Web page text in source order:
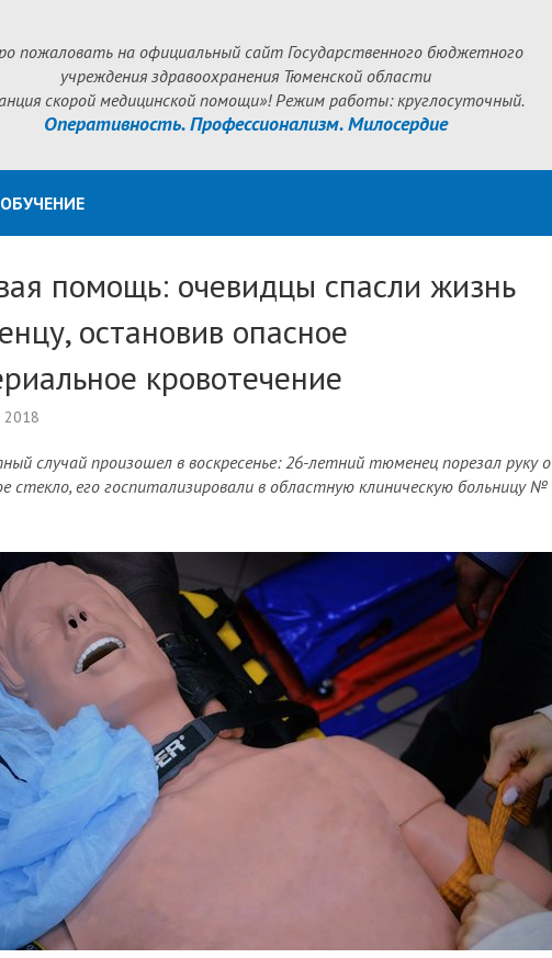
пожаловать на официальный сайт Государственного бюджетного
учреждения здравоохранения Тюменской области
скорой медицинской помощи»! Режим работы: круглосуточный.
Оперативность. Профессионализм. Милосердие
ОБУЧЕНИЕ
помощь: очевидцы спасли жизнь
остановив опасное
кровотечение
2018
случай произошел в воскресенье: 26-летний тюменец порезал руку о
стекло, его госпитализировали в областную клиническую больницу №